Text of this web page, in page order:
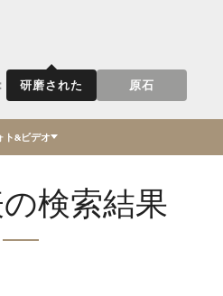
研磨された 原石
ト&ビデオ
検索結果